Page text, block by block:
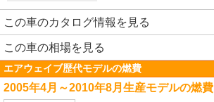
この車のカタログ情報を見る
この車の相場を見る
エアウェイブ歴代モデルの燃費
2005年4月～2010年8月生産モデルの燃費